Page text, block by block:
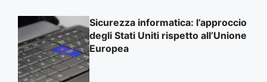
Sicurezza informatica: l’approccio
degli Stati Uniti rispetto all’Unione
Europea